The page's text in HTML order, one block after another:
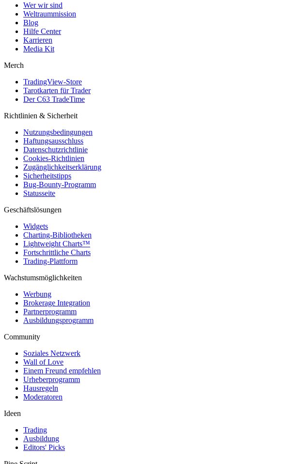
Wer wir sind
Weltraummission
Blog
Hilfe Center
Karrieren
Media Kit
Merch
TradingView-Store
Tarotkarten für Trader
Der C63 TradeTime
Richtlinien & Sicherheit
Nutzungsbedingungen
Haftungsausschluss
Datenschutzrichtlinie
Cookies-Richtlinien
Zugänglichkeitserklärung
Sicherheitstipps
Bug-Bounty-Programm
Statusseite
Geschäftslösungen
Widgets
Charting-Bibliotheken
Lightweight Charts™
Fortschrittliche Charts
Trading-Plattform
Wachstumsmöglichkeiten
Werbung
Brokerage Integration
Partnerprogramm
Ausbildungsprogramm
Community
Soziales Netzwerk
Wall of Love
Einem Freund empfehlen
Urheberprogramm
Hausregeln
Moderatoren
Ideen
Trading
Ausbildung
Editors' Picks